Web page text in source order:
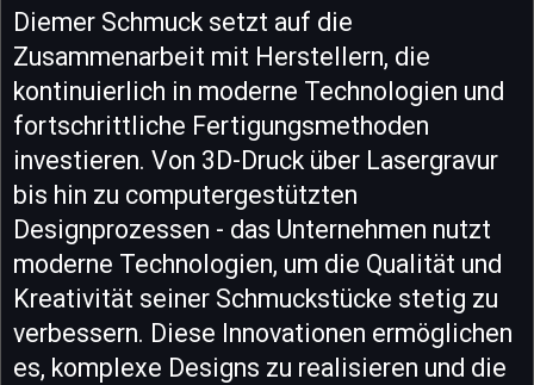
Diemer Schmuck setzt auf die
Zusammenarbeit mit Herstellern, die
kontinuierlich in moderne Technologien und
fortschrittliche Fertigungsmethoden
investieren. Von 3D-Druck über Lasergravur
bis hin zu computergestützten
Designprozessen - das Unternehmen nutzt
moderne Technologien, um die Qualität und
Kreativität seiner Schmuckstücke stetig zu
verbessern. Diese Innovationen ermöglichen
es, komplexe Designs zu realisieren und die